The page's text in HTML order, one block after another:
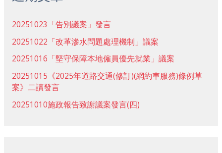
20251023「告別議案」發言
20251022「改革滲水問題處理機制」議案
20251016「堅守保障本地僱員優先就業」議案
20251015《2025年道路交通(修訂)(網約車服務)條例草
案》二讀發言
20251010施政報告致謝議案發言(四)